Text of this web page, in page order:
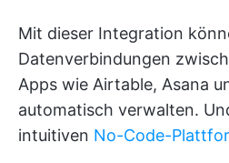
Mit dieser Integration
Datenverbindungen
Apps wie Airtable, Asana
automatisch verwalten.
intuitiven No-Code-